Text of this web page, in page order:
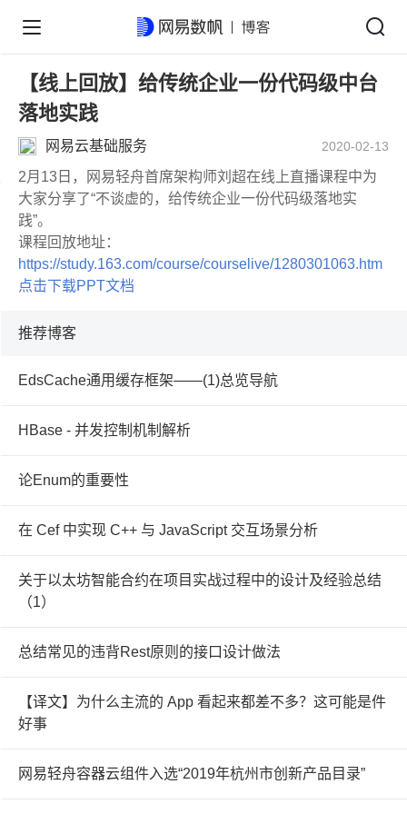
【线上回放】给传统企业一份代码级中台
落地实践
网易云基础服务 2020-02-13
2月13日，网易轻舟首席架构师刘超在线上直播课程中为
大家分享了“不谈虚的，给传统企业一份代码级落地实
践”。
课程回放地址：
https://study.163.com/course/courselive/1280301063.htm
点击下载PPT文档
推荐博客
EdsCache通用缓存框架——(1)总览导航
HBase - 并发控制机制解析
论Enum的重要性
在 Cef 中实现 C++ 与 JavaScript 交互场景分析
关于以太坊智能合约在项目实战过程中的设计及经验总结
（1）
总结常见的违背Rest原则的接口设计做法
【译文】为什么主流的 App 看起来都差不多？这可能是件
好事
网易轻舟容器云组件入选“2019年杭州市创新产品目录”